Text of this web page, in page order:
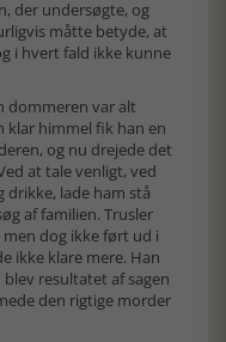
der undersøgte, og
måtte betyde, at
i hvert fald ikke kunne
dommeren var alt
klar himmel fik han en
og nu drejede det
at tale venligt, ved
lade ham stå
af familien. Trusler
dog ikke ført ud i
ikke klare mere. Han
resultatet af sagen
den rigtige morder